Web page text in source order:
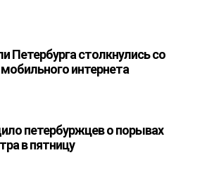
Петербурга столкнулись со
интернета
петербуржцев о порывах
в пятницу